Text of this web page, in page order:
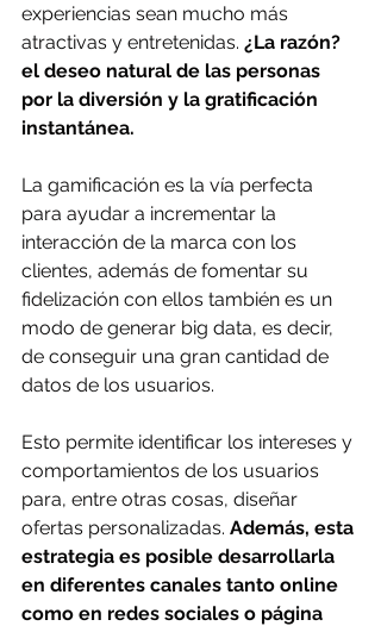
experiencias sean mucho más
atractivas y entretenidas. ¿La razón?
el deseo natural de las personas
por la diversión y la gratificación
instantánea.
La gamificación es la vía perfecta
para ayudar a incrementar la
interacción de la marca con los
clientes, además de fomentar su
fidelización con ellos también es un
modo de generar big data, es decir,
de conseguir una gran cantidad de
datos de los usuarios.
Esto permite identificar los intereses y
comportamientos de los usuarios
para, entre otras cosas, diseñar
ofertas personalizadas. Además, esta
estrategia es posible desarrollarla
en diferentes canales tanto online
como en redes sociales o página